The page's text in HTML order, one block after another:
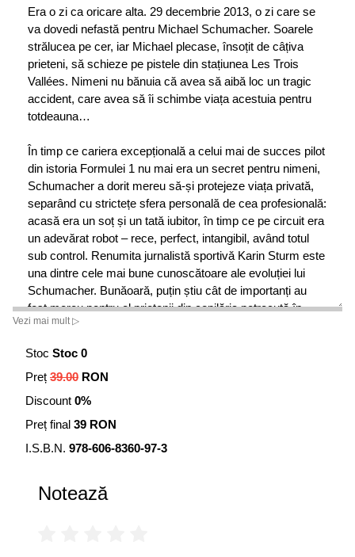
Era o zi ca oricare alta. 29 decembrie 2013, o zi care se
va dovedi nefastă pentru Michael Schumacher. Soarele
strălucea pe cer, iar Michael plecase, însoțit de câțiva
prieteni, să schieze pe pistele din stațiunea Les Trois
Vallées. Nimeni nu bănuia că avea să aibă loc un tragic
accident, care avea să îi schimbe viața acestuia pentru
totdeauna…
În timp ce cariera excepțională a celui mai de succes pilot
din istoria Formulei 1 nu mai era un secret pentru nimeni,
Schumacher a dorit mereu să-și protejeze viața privată,
separând cu strictețe sfera personală de cea profesională:
acasă era un soț și un tată iubitor, în timp ce pe circuit era
un adevărat robot – rece, perfect, intangibil, având totul
sub control. Renumita jurnalistă sportivă Karin Sturm este
una dintre cele mai bune cunoscătoare ale evoluției lui
Schumacher. Bunăoară, puțin știu cât de importanți au
fost mereu pentru el prietenii din copilăria petrecută în
orașul său natal, Kerpen, care l-au însoțit, de altfel,
căsătorit în 1995, este o parteneră de nădejde, care îl
susține întotdeauna și mai ales în situațiile dificile.
multor persoane din domeniul automobilismului care i-au
intersectat devenirea, oferind, astfel, prima biografie
Vezi mai mult ▷
Stoc Stoc 0
Preț 39.00 RON
Discount 0%
Preț final 39 RON
I.S.B.N. 978-606-8360-97-3
Notează